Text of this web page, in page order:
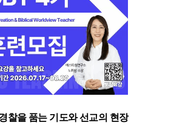
쟁을 부르는 정책을 중단하라”
입원·재활 확충 과제
찰을 품는 기도와 선교의 현장